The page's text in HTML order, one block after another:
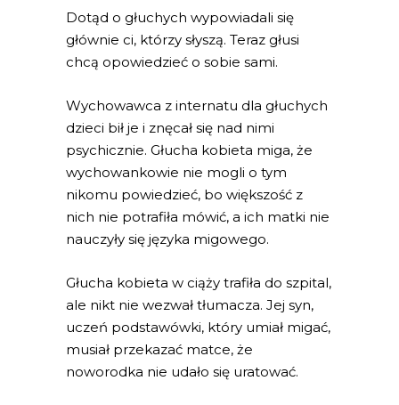
Dotąd o głuchych wypowiadali się
głównie ci, którzy słyszą. Teraz głusi
chcą opowiedzieć o sobie sami.
Wychowawca z internatu dla głuchych
dzieci bił je i znęcał się nad nimi
psychicznie. Głucha kobieta miga, że
wychowankowie nie mogli o tym
nikomu powiedzieć, bo większość z
nich nie potrafiła mówić, a ich matki nie
nauczyły się języka migowego.
Głucha kobieta w ciąży trafiła do szpital,
ale nikt nie wezwał tłumacza. Jej syn,
uczeń podstawówki, który umiał migać,
musiał przekazać matce, że
noworodka nie udało się uratować.